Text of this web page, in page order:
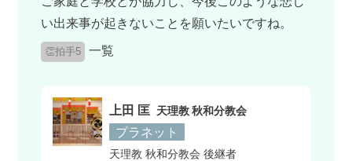
い出来事が起きないことを願いたいですね。
👏拍手5 一覧
上田 匡 天理教 秋和分教会
プラネット
天理教 秋和分教会 後継者